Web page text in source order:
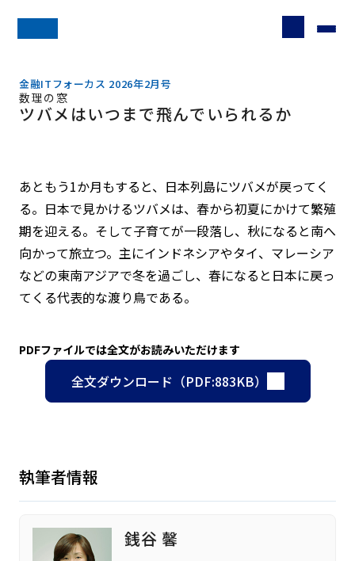
金融ITフォーカス 2026年2月号
数理の窓
ツバメはいつまで飛んでいられるか
あともう1か月もすると、日本列島にツバメが戻ってく
る。日本で見かけるツバメは、春から初夏にかけて繁殖
期を迎える。そして子育てが一段落し、秋になると南へ
向かって旅立つ。主にインドネシアやタイ、マレーシア
などの東南アジアで冬を過ごし、春になると日本に戻っ
てくる代表的な渡り鳥である。
PDFファイルでは全文がお読みいただけます
全文ダウンロード（PDF:883KB）
執筆者情報
銭谷 馨